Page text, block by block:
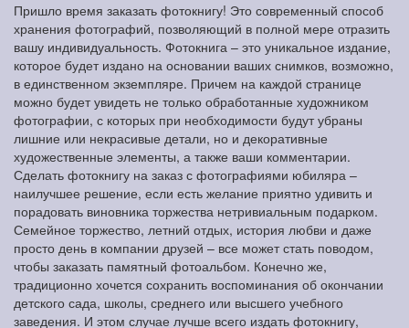
Пришло время заказать фотокнигу! Это современный способ
хранения фотографий, позволяющий в полной мере отразить
вашу индивидуальность. Фотокнига – это уникальное издание,
которое будет издано на основании ваших снимков, возможно,
в единственном экземпляре. Причем на каждой странице
можно будет увидеть не только обработанные художником
фотографии, с которых при необходимости будут убраны
лишние или некрасивые детали, но и декоративные
художественные элементы, а также ваши комментарии.
Сделать фотокнигу на заказ с фотографиями юбиляра –
наилучшее решение, если есть желание приятно удивить и
порадовать виновника торжества нетривиальным подарком.
Семейное торжество, летний отдых, история любви и даже
просто день в компании друзей – все может стать поводом,
чтобы заказать памятный фотоальбом. Конечно же,
традиционно хочется сохранить воспоминания об окончании
детского сада, школы, среднего или высшего учебного
заведения. И этом случае лучше всего издать фотокнигу,